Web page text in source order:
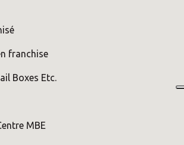
franchise
Boxes Etc.
MBE